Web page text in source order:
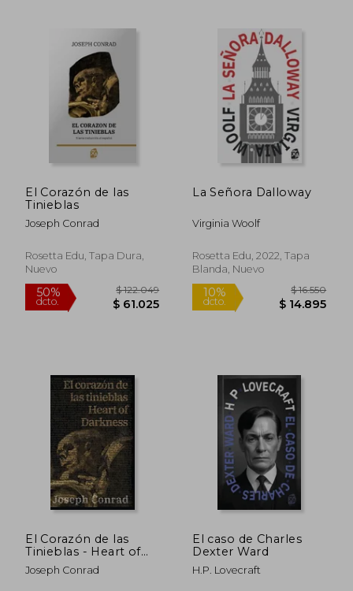
dcto.
$ 20.550
$ 18.495
10%
dcto.
El Corazón de las
Tinieblas
Joseph Conrad
Rosetta Edu, Tapa Dura,
Nuevo
50%
dcto. $ 61.025
La Señora Dalloway
Virginia Woolf
Rosetta Edu, 2022, Tapa
Blanda, Nuevo
10%
dcto.
El Corazón de las
Tinieblas - Heart of
Darkness
Joseph Conrad
El caso de Charles
Dexter Ward
H.P. Lovecraft